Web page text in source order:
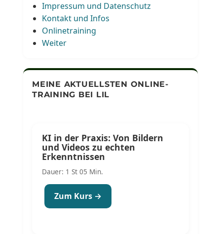
Impressum und Datenschutz
Kontakt und Infos
Onlinetraining
Weiter
MEINE AKTUELLSTEN ONLINE-
TRAINING BEI LIL
KI in der Praxis: Von Bildern
und Videos zu echten
Erkenntnissen
Dauer: 1 St 05 Min.
Zum Kurs →